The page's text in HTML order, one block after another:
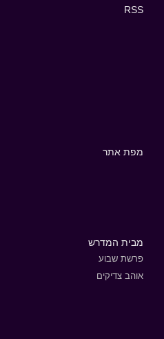
RSS
מפת אתר
מבית המדרש
פרשת שבוע
אוהב צדיקים